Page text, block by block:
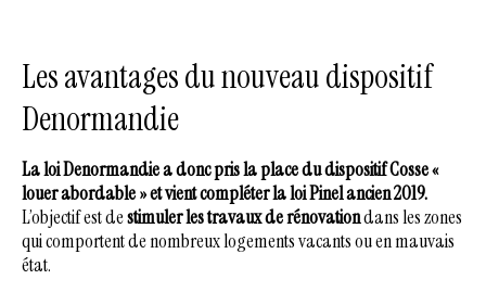
Les avantages du nouveau dispositif
Denormandie
La loi Denormandie a donc pris la place du dispositif Cosse «
louer abordable » et vient compléter la loi Pinel ancien 2019.
L’objectif est destimuler les travaux de rénovationdans les zones
qui comportent de nombreux logements vacants ou en mauvais
état.